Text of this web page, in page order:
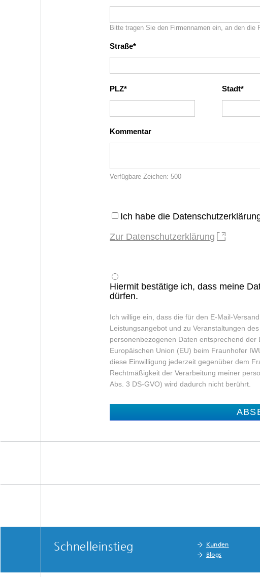
Bitte tragen Sie den Firmennamen ein, an den die
Straße
PLZ Stadt
Kommentar
Verfügbare Zeichen: 500
Ich habe die
Zur Datenschutzerklärung
Hiermit bestätige ich, dass meine
dürfen.
Ich willige ein, dass die für den E-Mail-
Leistungsangebot und zu Veranstaltungen
personenbezogenen Daten entsprechend
Europäischen Union (EU) beim Fraunhofer
diese Einwilligung jederzeit gegenüber dem
Rechtmäßigkeit der Verarbeitung meiner
Abs. 3 DS-GVO) wird dadurch nicht berührt.
Schnelleinstieg Kunden
Blogs